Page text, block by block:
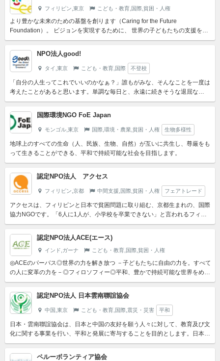
フィリピン,東京 こども・教育,国際,貧困・人権
より豊かな未来のための基盤を創ります（Caring for the Future
Foundation）。 ビジョンを実現するために、 世界の子どもたちの支援を中
心とした国際協力活動を通じて、 ...
NPO法人good!
タイ,東京 こども・教育,国際 不登校
「自分の人生ってこれでいいのかなぁ？」誰もがみな、そんなことを一度は
考えたことがあると思います。単調な毎日と、永遠に続きそうな退屈な
日々。ときどき本当に心配になったりもするでしょう。きっと、みん...
国際環境NGO FoE Japan
モンゴル,東京 国際,環境・農業,貧困・人権 生物多様性
地球上のすべての生命（人、民族、生物、自然）が互いに共生し、尊厳をも
って生きることができる、平和で持続可能な社会を目指します。
認定NPO法人 アクセス
フィリピン,京都 中間支援,国際,貧困・人権 フェアトレード
アクセスは、フィリピンと日本で貧困問題に取り組む、京都生まれの、国際
協力NGOです。「6人に1人が、小学校を卒業できない」と言われるフィリ
ピンで、「子どもに教育、女性に仕事」を提供する活動を続け...
認定NPO法人ACE(エース)
インド,ガーナ こども・教育,国際,貧困・人権
◎ACEのパーパス◎世界の力を解き放つ －子どもたちに自由の力を。すべて
の人に変革の力を－◎フィロソフィー◎平和、豊かで持続可能な世界をめざ
します 世界は生きるのに値するすばらしい場所である。人...
認定NPO法人 日本雲南聯誼協会
中国,東京 こども・教育,国際,震災・災害 平和
日本・雲南聯誼協会は、日本と中国の友好を願う人々に対して、教育及び文
化に関する事業を行い、平和と発展に寄与することを目的とします。日本・
雲南聯誼協会設立時の定款に定めたこの考え方を基本に、私たち...
ペルーボランティア協会